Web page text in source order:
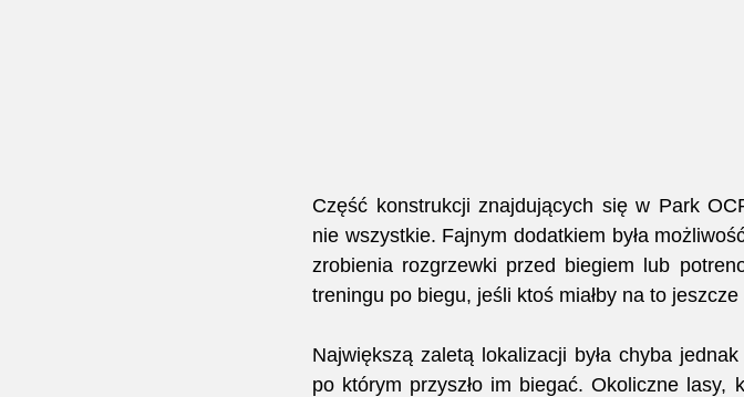
Część konstrukcji znajdujących się w Park
nie wszystkie. Fajnym dodatkiem była
zrobienia rozgrzewki przed biegiem lub
treningu po biegu, jeśli ktoś miałby na to jeszcze
Największą zaletą lokalizacji była chyba
po którym przyszło im biegać. Okoliczne lasy,